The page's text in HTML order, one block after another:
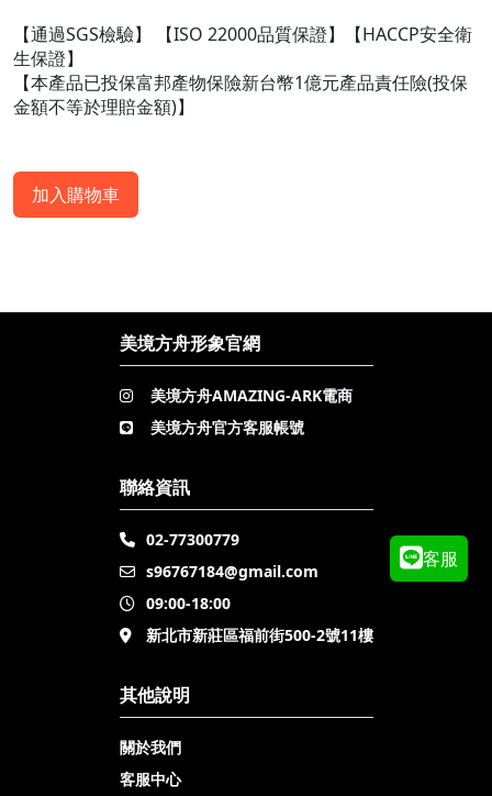
【通過SGS檢驗】 【ISO 22000品質保證】【HACCP安全衛
生保證】
【本產品已投保富邦產物保險新台幣1億元產品責任險(投保
金額不等於理賠金額)】
加入購物車
客服
美境方舟形象官網
美境方舟AMAZING-ARK電商
美境方舟官方客服帳號
聯絡資訊
02-77300779
s96767184@gmail.com
09:00-18:00
新北市新莊區福前街500-2號11樓
其他說明
關於我們
客服中心